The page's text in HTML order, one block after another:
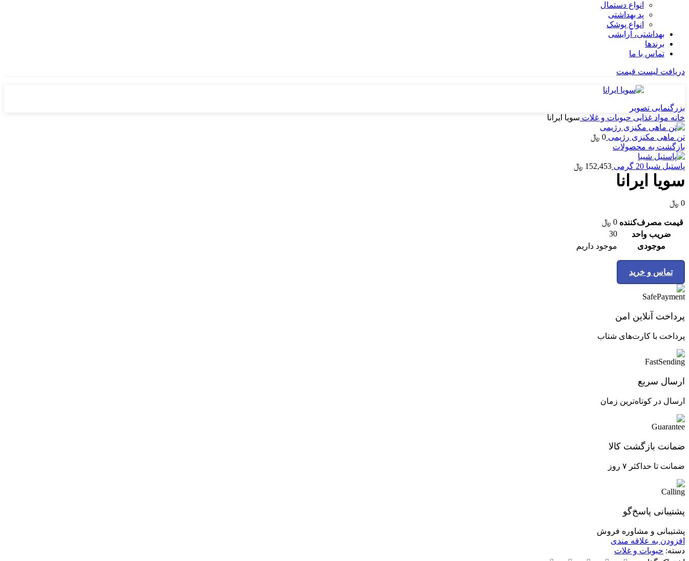
انواع دستمال
پد بهداشتی
انواع پوشک
بهداشتی، آرایشی
برندها
تماس با ما
دریافت لیست قیمت
بزرگنمایی تصویر
خانه مواد غذایی حبوبات و غلات سویا ایرانا
تن ماهی مکنزی رژیمی 0 ﷼
بازگشت به محصولات
پاستیل شیبا 20 گرمی 152,453 ﷼
سویا ایرانا
0 ﷼
قیمت مصرف‌کننده 0 ﷼
ضریب واحد
30
موجودی
موجود داریم
تماس و خرید
پرداخت آنلاین امن
پرداخت با کارت‌های شتاب
ارسال سریع
ارسال در کوتاه‌ترین زمان
ضمانت بازگشت کالا
ضمانت تا حداکثر ۷ روز
پشتیبانی پاسخ‌گو
پشتیبانی و مشاوره فروش
افزودن به علاقه مندی
دسته: حبوبات و غلات